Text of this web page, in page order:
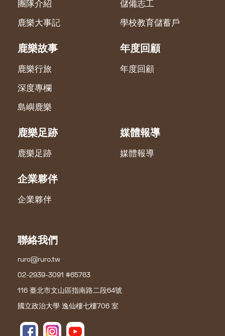
團隊介紹
鹿樂大事記
儲備志工
學校教育儲蓄戶
鹿樂故事
鹿樂行旅
深度專欄
島嶼鹿樂
年度回顧
年度回顧
鹿樂足跡
鹿樂足跡
媒體報導
媒體報導
企業夥伴
企業夥伴
聯絡我們
ruro@ruro.tw
02-2939-3091 #65763
116 臺北市文山區指南路二段64號
國立政治大學 逸仙樓七樓706 室